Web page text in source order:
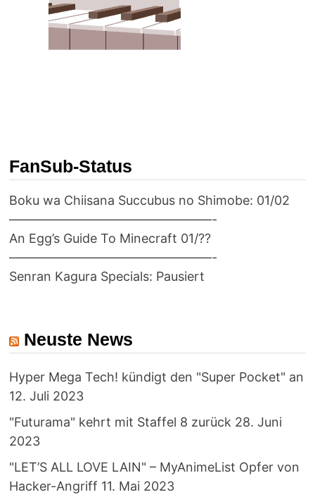
FanSub-Status
Boku wa Chiisana Succubus no Shimobe: 01/02
————————————————-
An Egg’s Guide To Minecraft 01/??
————————————————-
Senran Kagura Specials: Pausiert
Neuste News
Hyper Mega Tech! kündigt den "Super Pocket" an
12. Juli 2023
"Futurama" kehrt mit Staffel 8 zurück 28. Juni
2023
"LET’S ALL LOVE LAIN" – MyAnimeList Opfer von
Hacker-Angriff 11. Mai 2023